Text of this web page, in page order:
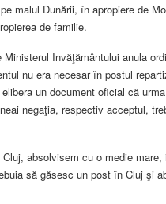
malul Dunării, în apropiere de
de familie.
Învăţământului anula
nu era necesar în postul
un document oficial că
negaţia, respectiv acceptul,
absolvisem cu o medie
să găsesc un post în Cluj şi